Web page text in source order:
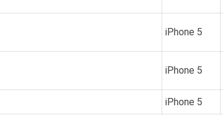
iPhone 5
iPhone 5
iPhone 5